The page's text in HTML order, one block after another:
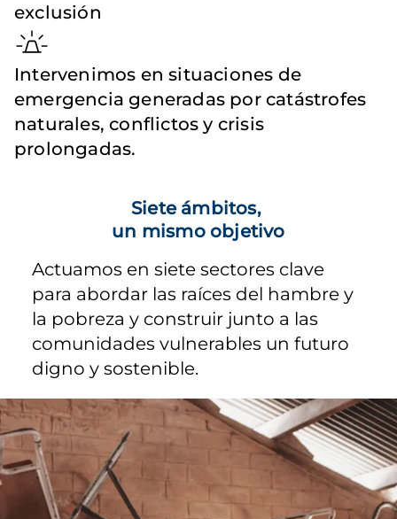
exclusión
Intervenimos en situaciones de
emergencia generadas por catástrofes
naturales, conflictos y crisis
prolongadas.
Siete ámbitos,
un mismo objetivo
Actuamos en siete sectores clave
para abordar las raíces del hambre y
la pobreza y construir junto a las
comunidades vulnerables un futuro
digno y sostenible.